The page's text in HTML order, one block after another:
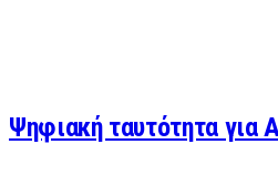
Ψηφιακή ταυτότητα για